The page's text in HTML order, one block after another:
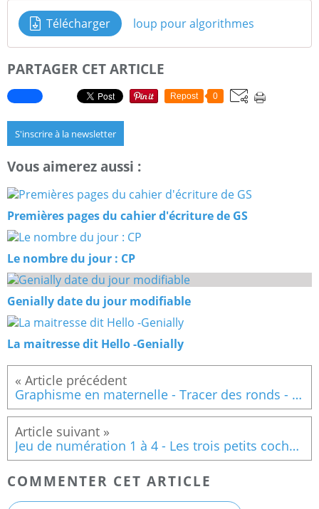
Télécharger loup pour algorithmes
PARTAGER CET ARTICLE
Repost 0
S'inscrire à la newsletter
Vous aimerez aussi :
Premières pages du cahier d'écriture de GS
Le nombre du jour : CP
Genially date du jour modifiable
La maitresse dit Hello -Genially
Graphisme en maternelle - Tracer des ronds - têtes de cochons
Jeu de numération 1 à 4 - Les trois petits cochons
COMMENTER CET ARTICLE